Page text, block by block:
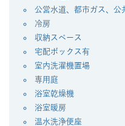
公営水道、都市ガス、公
冷房
収納スペース
宅配ボックス有
室内洗濯機置場
専用庭
浴室乾燥機
浴室暖房
温水洗浄便座